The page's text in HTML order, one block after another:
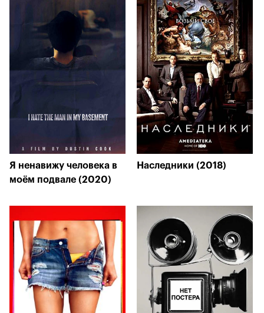
Я ненавижу человека в
моём подвале (2020)
Наследники (2018)